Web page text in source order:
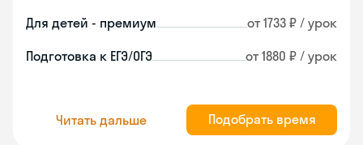
Для детей - премиум от 1733 ₽ / урок
Подготовка к ЕГЭ/ОГЭ от 1880 ₽ / урок
Читать дальше Подобрать время